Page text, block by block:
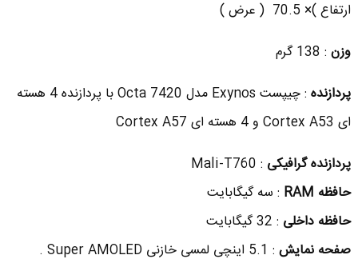
ارتفاع )× 70.5 ( عرض )
وزن: 138 گرم
پردازنده
: چیپست Exynos مدل Octa 7420 با پردازنده 4 هسته
ای Cortex A53 و 4 هسته ای Cortex A57
پردازنده گرافیکی : Mali-T760
حافظه RAM
: سه گیگابایت
حافظه داخلی : 32 گیگابایت
صفحه نمایش
: 5.1 اینچی لمسی خازنی Super AMOLED .